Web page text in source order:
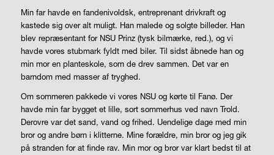
Min far havde en fandenivoldsk, entreprenant drivkraft og
kastede sig over alt muligt. Han malede og solgte billeder. Han
blev repræsentant for NSU Prinz (tysk bilmærke, red.), og vi
havde vores stubmark fyldt med biler. Til sidst åbnede han og
min mor en planteskole, som de drev sammen. Det var en
barndom med masser af tryghed.
Om sommeren pakkede vi vores NSU og kørte til Fanø. Der
havde min far bygget et lille, sort sommerhus ved navn Trold.
Derovre var det sand, vand og frihed. Uendelige dage med min
bror og andre børn i klitterne. Mine forældre, min bror og jeg gik
på stranden for at finde rav. Min mor og bror var klart bedst til at